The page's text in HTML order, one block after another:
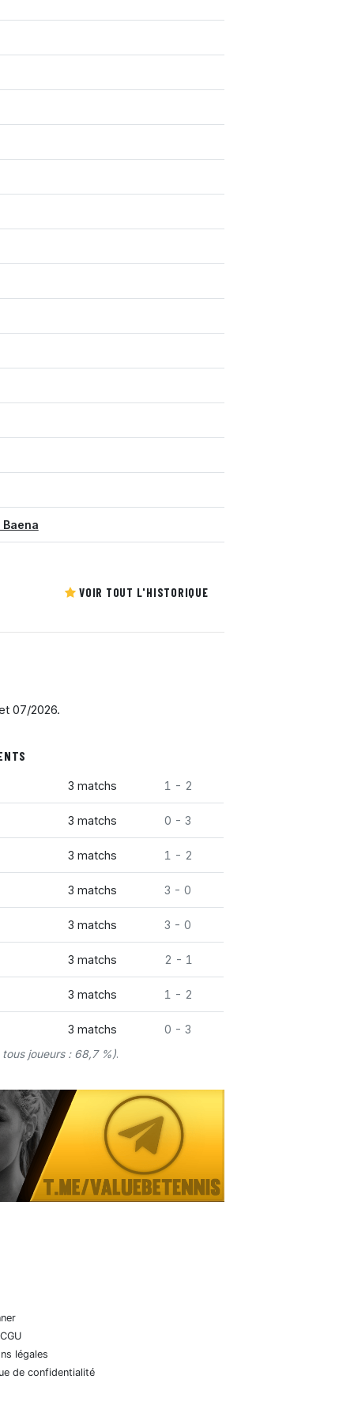
VOIR TOUT L'HISTORIQUE
07/2026.
3 matchs 1 - 2
3 matchs 0 - 3
3 matchs 1 - 2
3 matchs 3 - 0
3 matchs 3 - 0
3 matchs 2 - 1
3 matchs 1 - 2
3 matchs 0 - 3
joueurs : 68,7 %).
légales
de confidentialité